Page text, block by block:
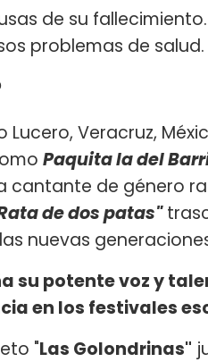
de su
problemas de salud.
Lucero, Veracruz,
Paquita la del
cantante de género
de dos patas"
nuevas
su potente voz y
en los festivales
"Las Golondrinas"